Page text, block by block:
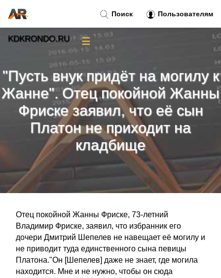
"Пусть внук придёт на могилу к
Жанне". Отец покойной Жанны
Фриске заявил, что её сын
Платон не приходит на
кладбище
Отец покойной Жанны Фриске, 73-летний
Владимир Фриске, заявил, что избранник его
дочери Дмитрий Шепелев не навещает её могилу и
не приводит туда единственного сына певицы
Платона."Он [Шепелев] даже не знает, где могила
находится. Мне и не нужно, чтобы он сюда
Поиск Пользователям
KDKRONDO.RU ☰
Тренды новостей»
Рубрики»
Правила »
Контакт